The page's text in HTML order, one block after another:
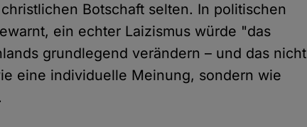
Botschaft selten. In politischen
ein echter Laizismus würde "das
grundlegend verändern – und das nicht
eine individuelle Meinung, sondern wie